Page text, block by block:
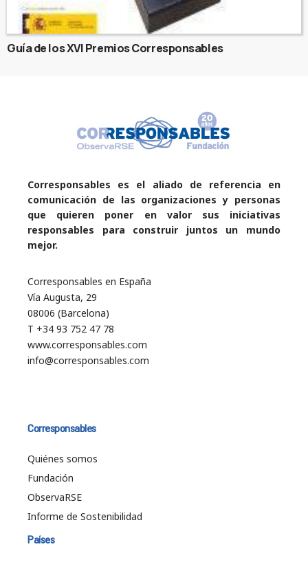
Guía de los XVI Premios Corresponsables
Corresponsables es el aliado de referencia en
comunicación de las organizaciones y personas
que quieren poner en valor sus iniciativas
responsables para construir juntos un mundo
mejor.
Corresponsables en España
Vía Augusta, 29
08006 (Barcelona)
T +34 93 752 47 78
www.corresponsables.com
info@corresponsables.com
Corresponsables
Quiénes somos
Fundación
ObservaRSE
Informe de Sostenibilidad
Países